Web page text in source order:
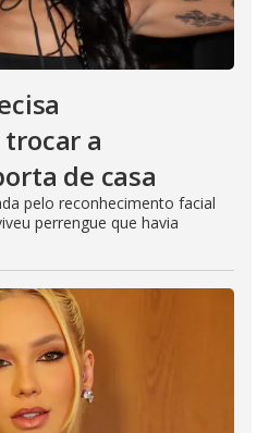
a
de casa
pelo reconhecimento facial
perrengue que havia